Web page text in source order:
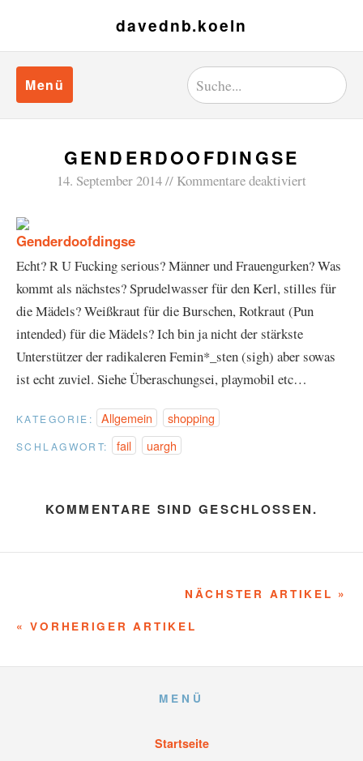
davednb.koeln
Menü
GENDERDOOFDINGSE
14. September 2014 Kommentare deaktiviert
Echt? R U Fucking serious? Männer und Frauengurken? Was
kommt als nächstes? Sprudelwasser für den Kerl, stilles für
die Mädels? Weißkraut für die Burschen, Rotkraut (Pun
intended) für die Mädels? Ich bin ja nicht der stärkste
Unterstützer der radikaleren Femin*_sten (sigh) aber sowas
ist echt zuviel. Siehe Überaschungsei, playmobil etc…
KATEGORIE: Allgemein shopping
SCHLAGWORT: fail uargh
KOMMENTARE SIND GESCHLOSSEN.
NÄCHSTER ARTIKEL »
« VORHERIGER ARTIKEL
MENÜ
Startseite